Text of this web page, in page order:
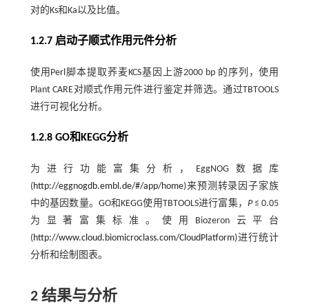
对的Ks和Ka以及比值。
1.2.7 启动子顺式作用元件分析
使用Perl脚本提取荞麦KCS基因上游2000 bp 的序列，使用
Plant CARE对顺式作用元件进行鉴定并筛选。通过TBTOOLS
进行可视化分析。
1.2.8 GO和KEGG分析
为进行功能富集分析，EggNOG数据库
(http://eggnogdb.embl.de/#/app/home)来预测转录因子家族
中的基因数量。GO和KEGG使用TBTOOLS进行富集，P≤ 0.05
为显著富集标准。使用Biozeron云平台
(http://www.cloud.biomicroclass.com/CloudPlatform)进行统计
分析和绘制图表。
2 结果与分析